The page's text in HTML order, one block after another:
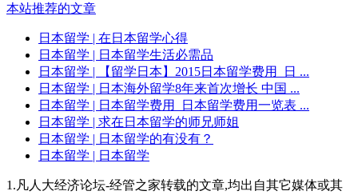
本站推荐的文章
日本留学 | 在日本留学心得
日本留学 | 日本留学生活必需品
日本留学 | 【留学日本】2015日本留学费用_日 ...
日本留学 | 日本海外留学8年来首次增长 中国 ...
日本留学 | 日本留学费用_日本留学费用一览表 ...
日本留学 | 求在日本留学的师兄师姐
日本留学 | 日本留学的有没有？
日本留学 | 日本留学
1.凡人大经济论坛-经管之家转载的文章,均出自其它媒体或其